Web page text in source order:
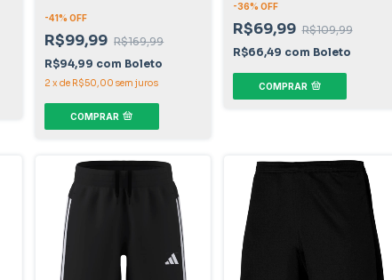
-41% OFF
R$99,99 R$169,99
R$94,99 com Boleto
2 xde R$50,00 sem juros
COMPRAR
-36% OFF
R$69,99 R$109,99
R$66,49 com Boleto
COMPRAR